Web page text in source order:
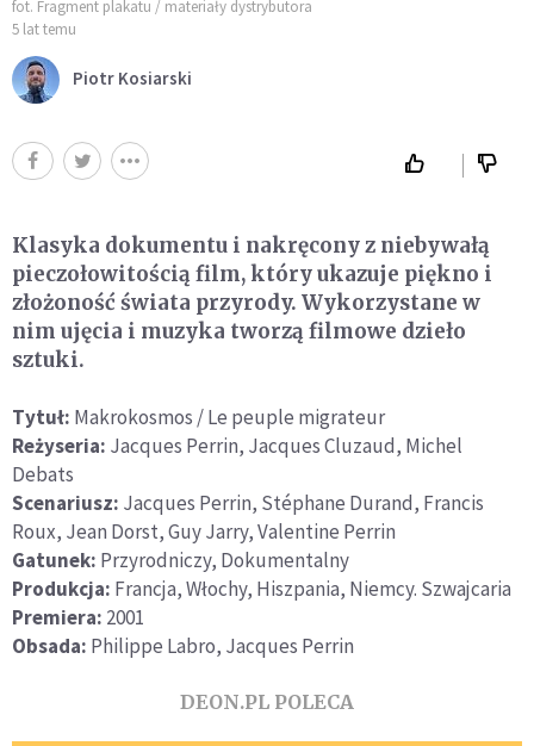
fot. Fragment plakatu / materiały dystrybutora
5 lat temu
Piotr Kosiarski
Klasyka dokumentu i nakręcony z niebywałą
pieczołowitością film, który ukazuje piękno i
złożoność świata przyrody. Wykorzystane w
nim ujęcia i muzyka tworzą filmowe dzieło
sztuki.
Tytuł: Makrokosmos / Le peuple migrateur
Reżyseria: Jacques Perrin, Jacques Cluzaud, Michel
Debats
Scenariusz: Jacques Perrin, Stéphane Durand, Francis
Roux, Jean Dorst, Guy Jarry, Valentine Perrin
Gatunek: Przyrodniczy, Dokumentalny
Produkcja: Francja, Włochy, Hiszpania, Niemcy. Szwajcaria
Premiera: 2001
Obsada: Philippe Labro, Jacques Perrin
DEON.PL POLECA